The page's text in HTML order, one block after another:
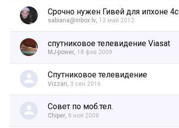
Срочно нужен Гивей для ипхоне 4с
sabiana@inbox.lv, 13 май 2012
спутниковое телевидение Viasat
MJ-power, 18 фев 2009
Спутниковое телевидение
Vizzari, 3 сен 2016
Совет по моб.тел.
Chiper, 8 ноя 2008